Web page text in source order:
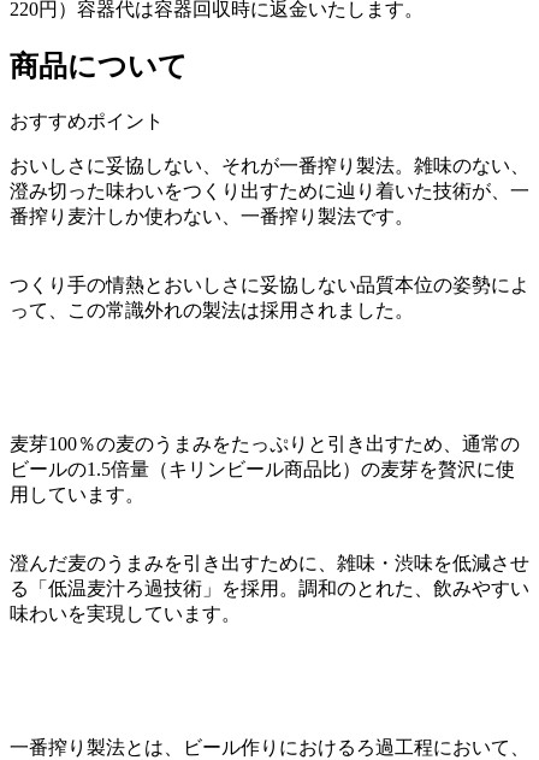
220円）容器代は容器回収時に返金いたします。
商品について
おすすめポイント
おいしさに妥協しない、それが一番搾り製法。雑味のない、
澄み切った味わいをつくり出すために辿り着いた技術が、一
番搾り麦汁しか使わない、一番搾り製法です。
つくり手の情熱とおいしさに妥協しない品質本位の姿勢によ
って、この常識外れの製法は採用されました。
麦芽100％の麦のうまみをたっぷりと引き出すため、通常の
ビールの1.5倍量（キリンビール商品比）の麦芽を贅沢に使
用しています。
澄んだ麦のうまみを引き出すために、雑味・渋味を低減させ
る「低温麦汁ろ過技術」を採用。調和のとれた、飲みやすい
味わいを実現しています。
一番搾り製法とは、ビール作りにおけるろ過工程において、